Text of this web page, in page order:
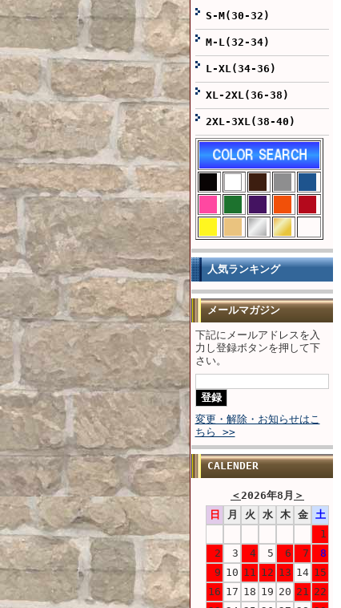
S-M(30-32)
M-L(32-34)
L-XL(34-36)
XL-2XL(36-38)
2XL-3XL(38-40)
人気ランキング
メールマガジン
下記にメールアドレスを入
力し登録ボタンを押して下
さい。
変更・解除・お知らせはこ
ちら >>
CALENDER
＜2026年8月 ＞
日
月 火 水 木 金
土
1
2
3 4 5 6 7
8
9 10 11 12 13 14 15
16 17 18 19 20 21 22